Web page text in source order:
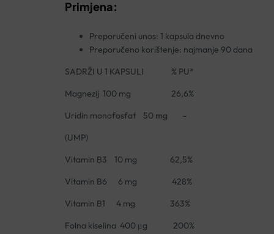
Primjena:
Preporučeni unos: 1 kapsula dnevno
Preporučeno korištenje: najmanje 90 dana
SADRŽI U 1 KAPSULI % PU*
Magnezij 100 mg 26,6%
Uridin monofosfat 50 mg –
(UMP)
Vitamin B3 10 mg 62,5%
Vitamin B6 6 mg 428%
Vitamin B1 4 mg 363%
Folna kiselina 400 μg 200%